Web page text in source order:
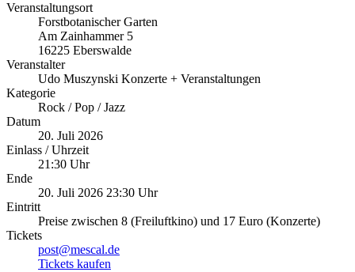
Veranstaltungsort
Forstbotanischer Garten
Am Zainhammer 5
16225 Eberswalde
Veranstalter
Udo Muszynski Konzerte + Veranstaltungen
Kategorie
Rock / Pop / Jazz
Datum
20. Juli 2026
Einlass / Uhrzeit
21:30 Uhr
Ende
20. Juli 2026 23:30 Uhr
Eintritt
Preise zwischen 8 (Freiluftkino) und 17 Euro (Konzerte)
Tickets
post@mescal.de
Tickets kaufen